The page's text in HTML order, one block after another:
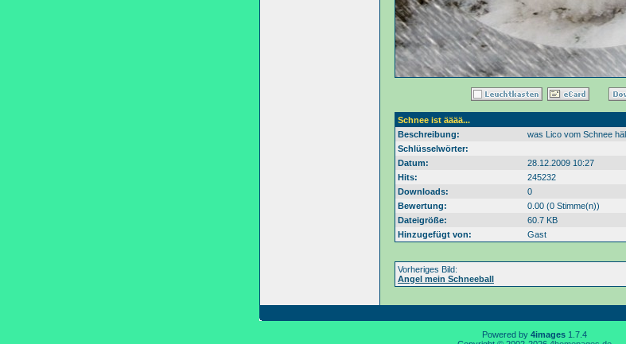
Schnee ist ääää...
Beschreibung:
was Lico vom Schnee
Schlüsselwörter:
Datum:
28.12.2009 10:27
Hits:
245232
Downloads:
0
Bewertung:
0.00 (0 Stimme(n))
Dateigröße:
60.7 KB
Hinzugefügt von:
Gast
Vorheriges Bild:
Angel mein Schneeball
Powered by 4images 1.7.4